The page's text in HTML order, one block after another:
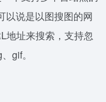
以说是以图搜图的网
地址来搜索，支持忽
gif。